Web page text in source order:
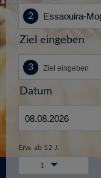
Ziel eingeben
Datum
Erw. ab 12 J.
1